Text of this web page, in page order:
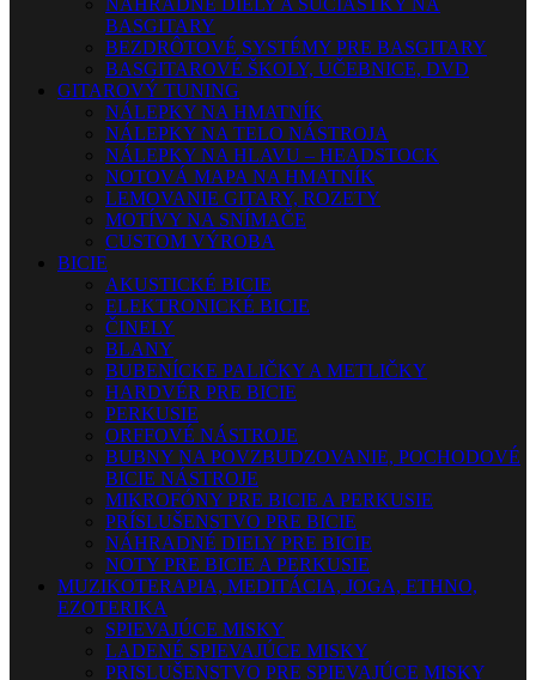
NÁHRADNÉ DIELY A SÚČIASTKY NA
BASGITARY
BEZDRÔTOVÉ SYSTÉMY PRE BASGITARY
BASGITAROVÉ ŠKOLY, UČEBNICE, DVD
GITAROVÝ TUNING
NÁLEPKY NA HMATNÍK
NÁLEPKY NA TELO NÁSTROJA
NÁLEPKY NA HLAVU – HEADSTOCK
NOTOVÁ MAPA NA HMATNÍK
LEMOVANIE GITARY, ROZETY
MOTÍVY NA SNÍMAČE
CUSTOM VÝROBA
BICIE
AKUSTICKÉ BICIE
ELEKTRONICKÉ BICIE
ČINELY
BLANY
BUBENÍCKE PALIČKY A METLIČKY
HARDVÉR PRE BICIE
PERKUSIE
ORFFOVÉ NÁSTROJE
BUBNY NA POVZBUDZOVANIE, POCHODOVÉ
BICIE NÁSTROJE
MIKROFÓNY PRE BICIE A PERKUSIE
PRÍSLUŠENSTVO PRE BICIE
NÁHRADNÉ DIELY PRE BICIE
NOTY PRE BICIE A PERKUSIE
MUZIKOTERAPIA, MEDITÁCIA, JOGA, ETHNO,
EZOTERIKA
SPIEVAJÚCE MISKY
LADENÉ SPIEVAJÚCE MISKY
PRISLUŠENSTVO PRE SPIEVAJÚCE MISKY